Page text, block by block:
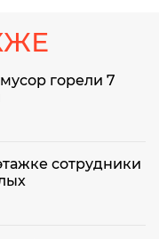
горели 7
сотрудники